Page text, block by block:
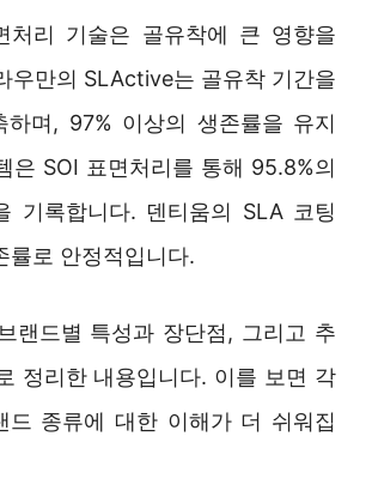
처리 기술은 골유착에 큰 영향을
우만의 SLActive는 골유착 기간을
하며, 97% 이상의 생존률을 유지
은 SOI 표면처리를 통해 95.8%의
기록합니다. 덴티움의 SLA 코팅
률로 안정적입니다.
랜드별 특성과 장단점, 그리고 추
정리한 내용입니다. 이를 보면 각
드 종류에 대한 이해가 더 쉬워집